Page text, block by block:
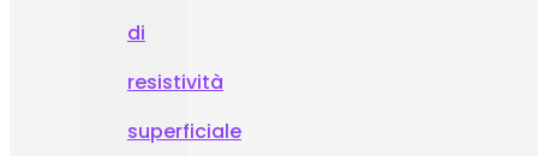
di
resistività
superficiale